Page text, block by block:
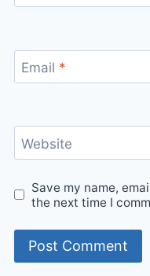
Email *
Website
Save my name,
the next time I